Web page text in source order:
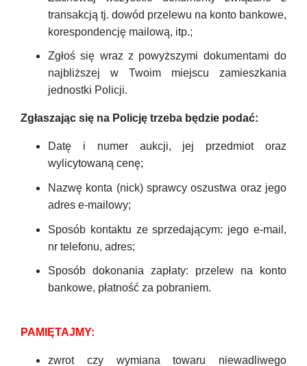
transakcją tj. dowód przelewu na konto bankowe,
korespondencję mailową, itp.;
Zgłoś się wraz z powyższymi dokumentami do
najbliższej w Twoim miejscu zamieszkania
jednostki Policji.
Zgłaszając się na Policję trzeba będzie podać:
Datę i numer aukcji, jej przedmiot oraz
wylicytowaną cenę;
Nazwę konta (nick) sprawcy oszustwa oraz jego
adres e-mailowy;
Sposób kontaktu ze sprzedającym: jego e-mail,
nr telefonu, adres;
Sposób dokonania zapłaty: przelew na konto
bankowe, płatność za pobraniem.
PAMIĘTAJMY:
zwrot czy wymiana towaru niewadliwego